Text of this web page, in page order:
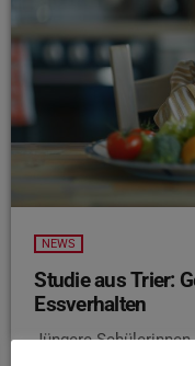
NEWS
Studie aus Trier:
Essverhalten
Jüngere